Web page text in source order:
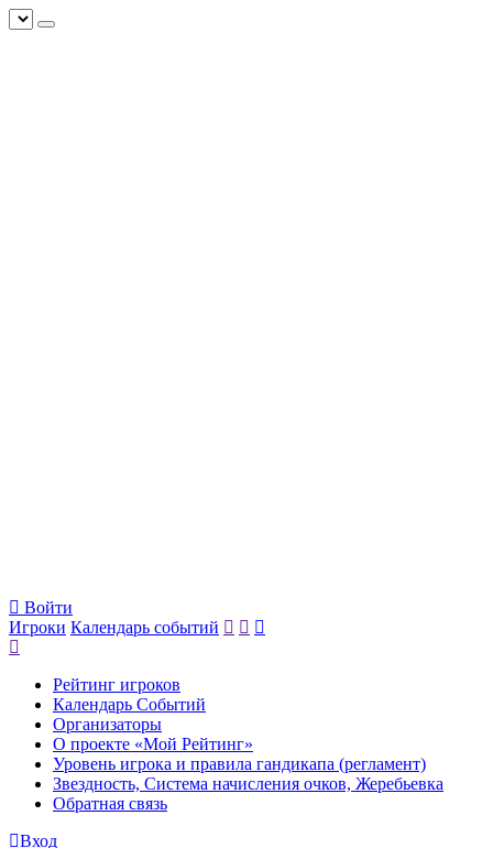
Войти
Игроки Календарь событий
Рейтинг игроков
Календарь Событий
Организаторы
О проекте «Мой Рейтинг»
Уровень игрока и правила гандикапа (регламент)
Звездность, Система начисления очков, Жеребьевка
Обратная связь
Вход